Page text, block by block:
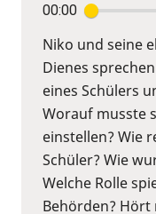
00:00
Niko und seine
Dienes
eines Schülers
Worauf musste
einstellen? Wie
Schüler? Wie
Welche Rolle
Behörden? Hört